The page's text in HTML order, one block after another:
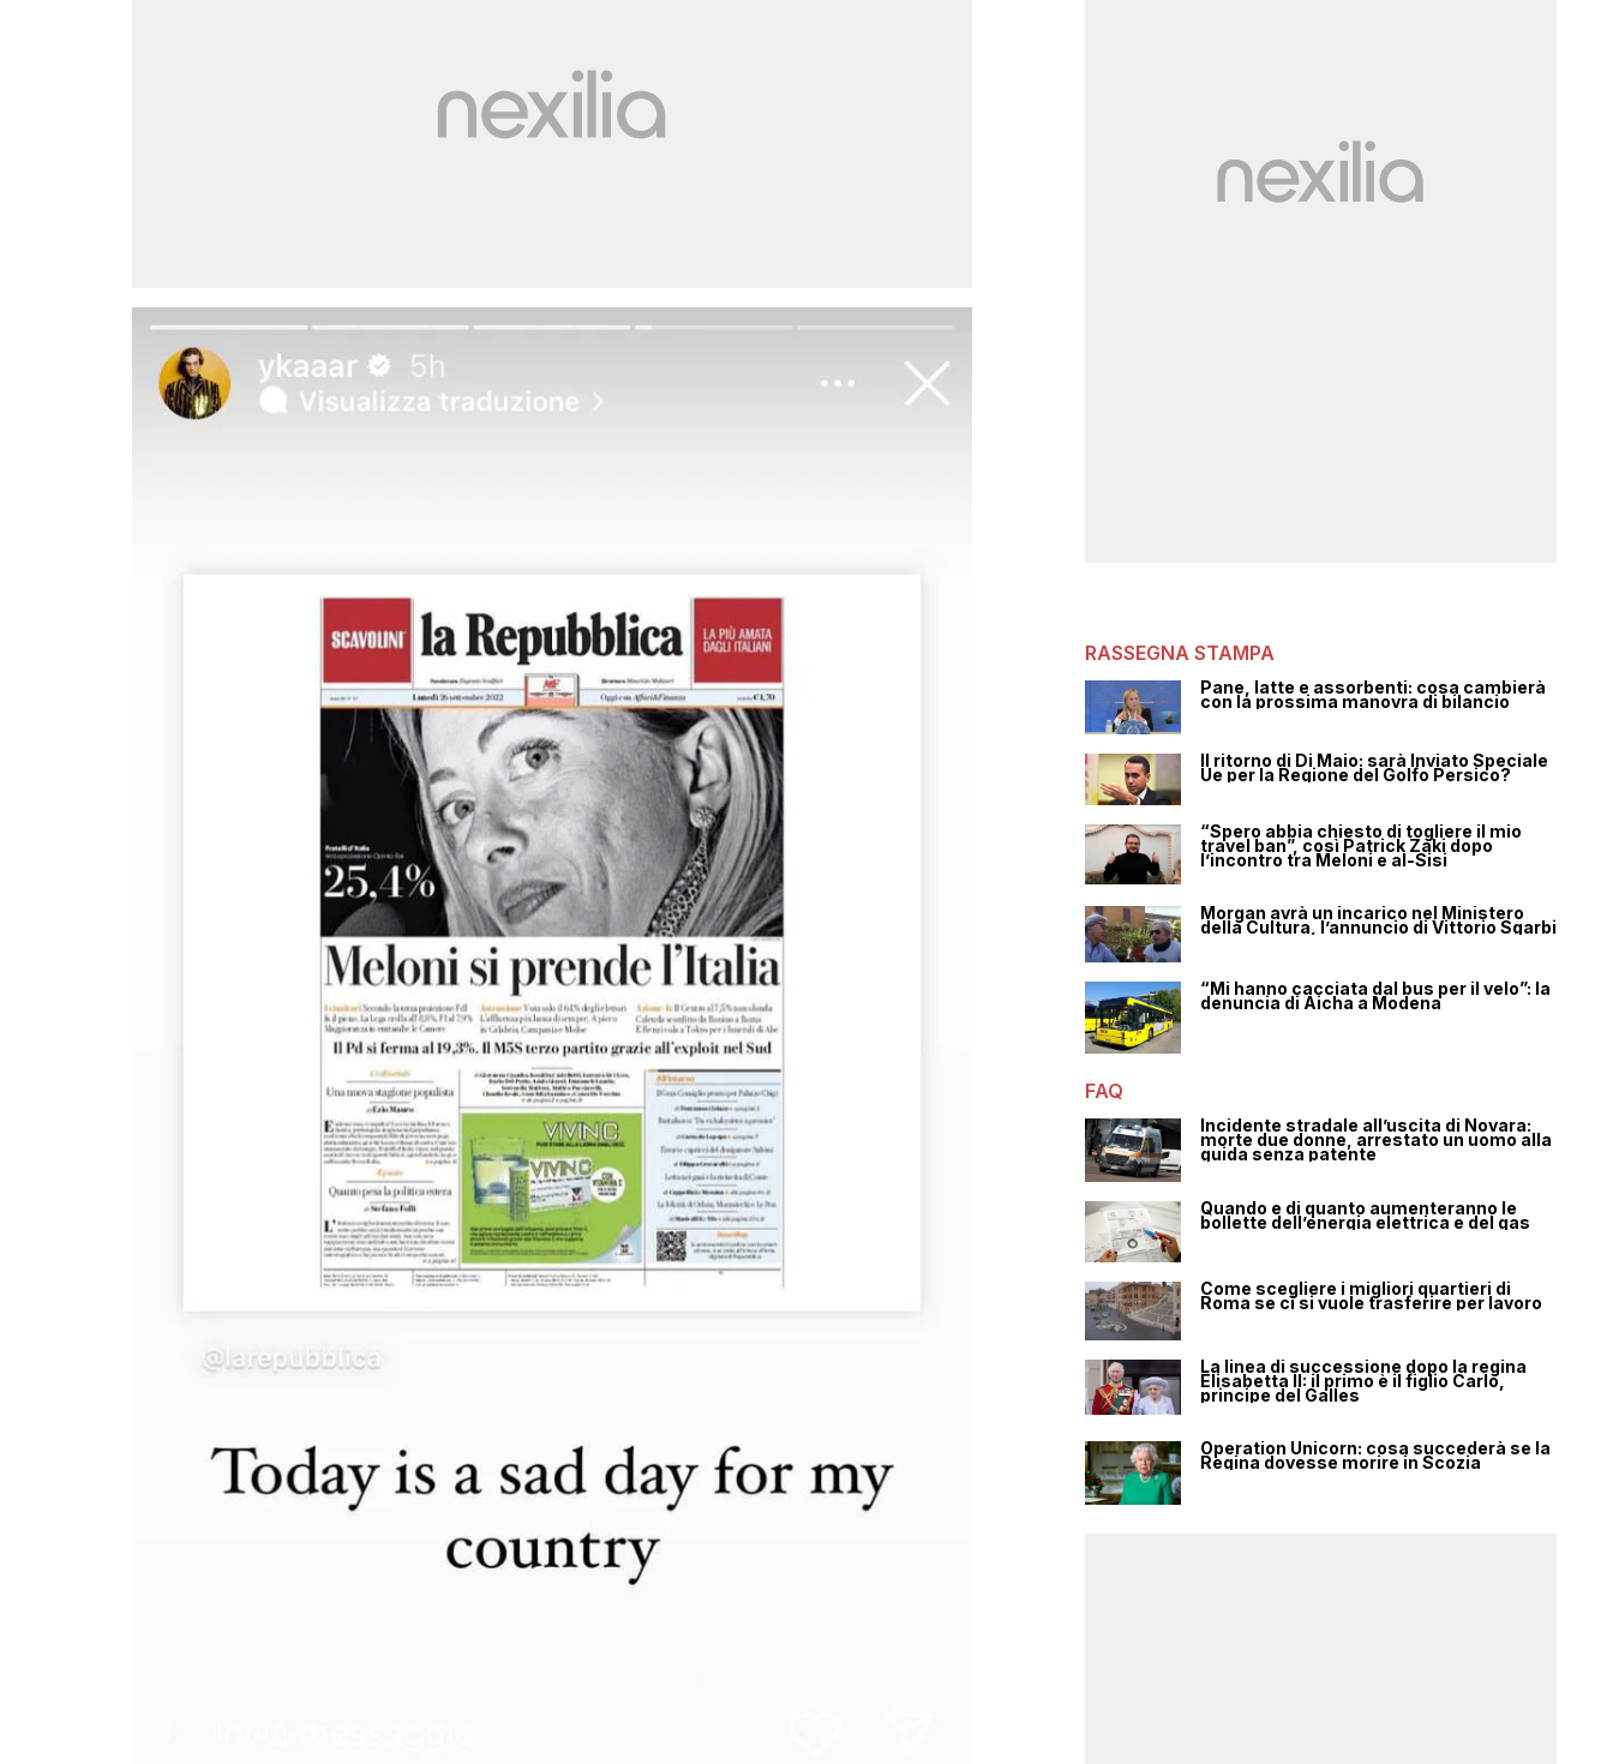
RASSEGNA STAMPA
Pane, latte e assorbenti: cosa cambierà
con la prossima manovra di bilancio
Il ritorno di Di Maio: sarà Inviato Speciale
Ue per la Regione del Golfo Persico?
“Spero abbia chiesto di togliere il mio
travel ban”, così Patrick Zaki dopo
l’incontro tra Meloni e al-Sisi
Morgan avrà un incarico nel Ministero
della Cultura, l’annuncio di Vittorio Sgarbi
“Mi hanno cacciata dal bus per il velo”: la
denuncia di Aicha a Modena
FAQ
Incidente stradale all’uscita di Novara:
morte due donne, arrestato un uomo alla
guida senza patente
Quando e di quanto aumenteranno le
bollette dell’energia elettrica e del gas
Come scegliere i migliori quartieri di
Roma se ci si vuole trasferire per lavoro
La linea di successione dopo la regina
Elisabetta II: il primo è il figlio Carlo,
principe del Galles
Operation Unicorn: cosa succederà se la
Regina dovesse morire in Scozia